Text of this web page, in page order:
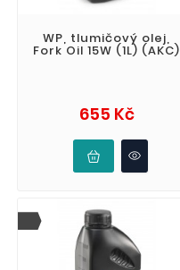
WP, tlumičový olej,
Fork Oil 15W (1L) (AKC)
655 KčCena